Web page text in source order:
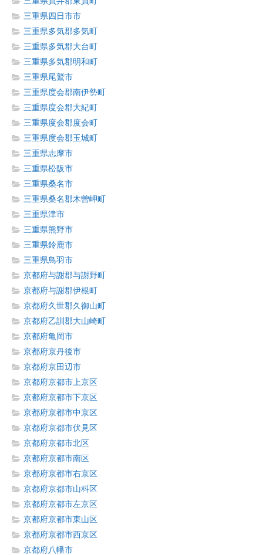
三重県四日市市
三重県多気郡多気町
三重県多気郡大台町
三重県多気郡明和町
三重県尾鷲市
三重県度会郡南伊勢町
三重県度会郡大紀町
三重県度会郡度会町
三重県度会郡玉城町
三重県志摩市
三重県松阪市
三重県桑名市
三重県桑名郡木曽岬町
三重県津市
三重県熊野市
三重県鈴鹿市
三重県鳥羽市
京都府与謝郡与謝野町
京都府与謝郡伊根町
京都府久世郡久御山町
京都府乙訓郡大山崎町
京都府亀岡市
京都府京丹後市
京都府京田辺市
京都府京都市上京区
京都府京都市下京区
京都府京都市中京区
京都府京都市伏見区
京都府京都市北区
京都府京都市南区
京都府京都市右京区
京都府京都市山科区
京都府京都市左京区
京都府京都市東山区
京都府京都市西京区
京都府八幡市